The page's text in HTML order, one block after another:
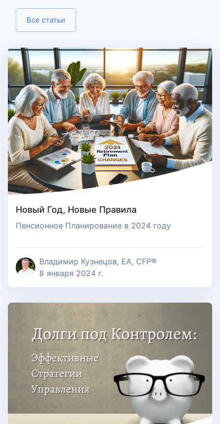
Все статьи
Новый Год, Новые Правила
Пенсионное Планирование в 2024 году
Владимир Кузнецов, EA, CFP®
8 января 2024 г.